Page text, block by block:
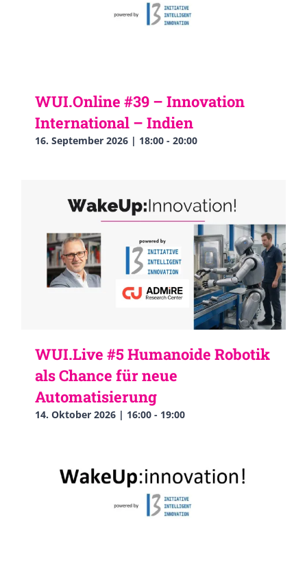
WUI.Online #39 – Innovation
International – Indien
16. September 2026 | 18:00 - 20:00
WUI.Live #5 Humanoide Robotik
als Chance für neue
Automatisierung
14. Oktober 2026 | 16:00 - 19:00